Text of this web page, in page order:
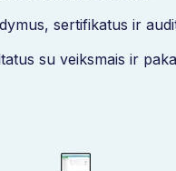
sertifikatus ir
su veiksmais ir